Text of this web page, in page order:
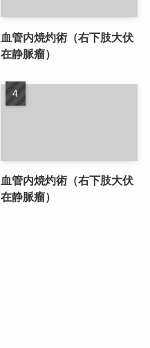
血管内焼灼術（右下肢大伏
在静脈瘤）
血管内焼灼術（右下肢大伏
在静脈瘤）